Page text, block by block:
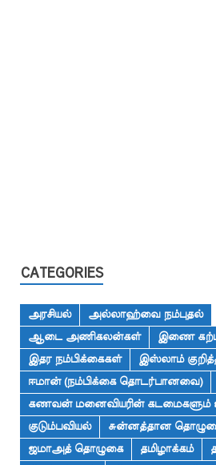
CATEGORIES
அரசியல்
அல்லாஹ்வை நம்புதல்
ஆடை அணிகலன்கள்
இணை
இதர நம்பிக்கைகள்
இஸ்லாம்
ஈமான் (நம்பிக்கை தொடர்பானவை)
கணவன் மனைவியரின் கடமைகளும்
குடும்பவியல்
சுன்னத்தான
ஜமாஅத் தொழுகை
தமிழாக்கம்